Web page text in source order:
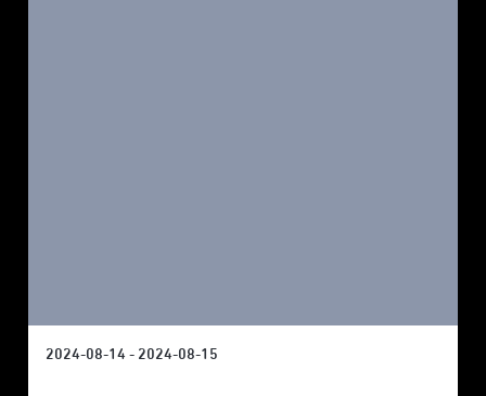
2024-08-14 - 2024-08-15